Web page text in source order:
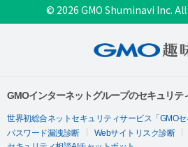
© 2026 GMO Shuminavi Inc.